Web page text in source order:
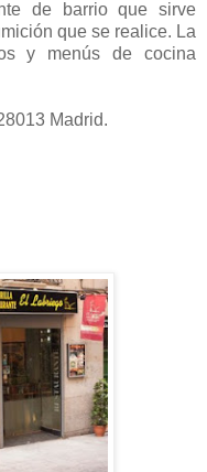
de barrio que sirve
que se realice. La
y menús de cocina
Madrid.